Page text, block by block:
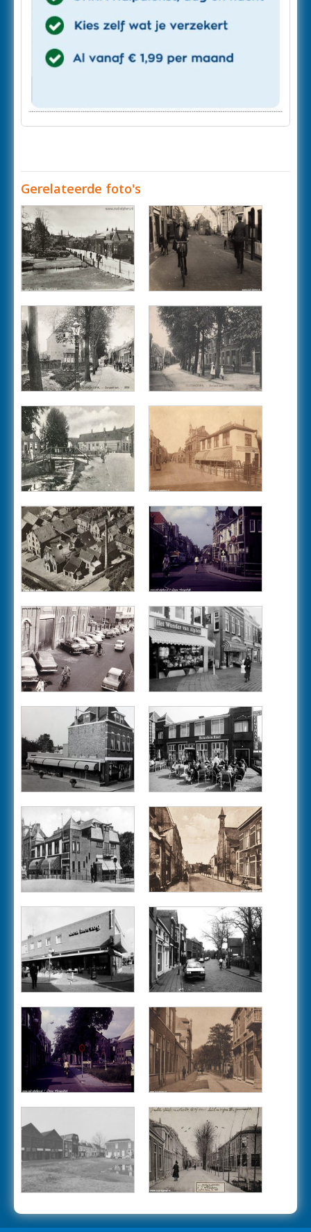
Gerelateerde foto's